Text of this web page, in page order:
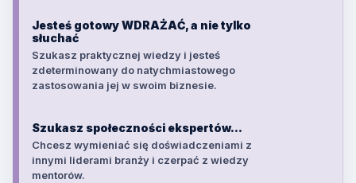
Jesteś gotowy WDRAŻAĆ, a nie tylko
słuchać
Szukasz praktycznej wiedzy i jesteś
zdeterminowany do natychmiastowego
zastosowania jej w swoim biznesie.
Szukasz społeczności ekspertów...
Chcesz wymieniać się doświadczeniami z
innymi liderami branży i czerpać z wiedzy
mentorów.